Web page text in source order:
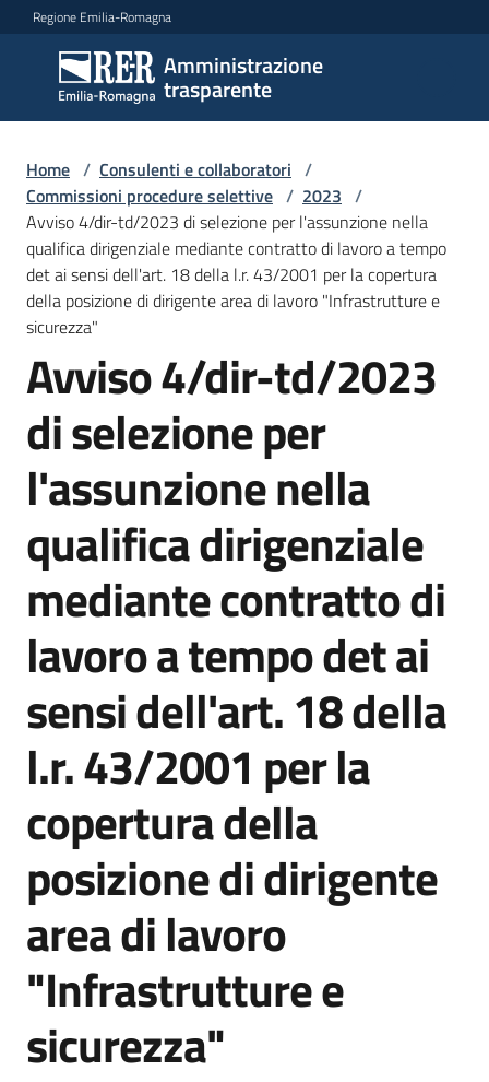
Vai al contenuto
Vai alla navigazione
Vai al footer
Regione Emilia-Romagna
Amministrazione
trasparente
Amministrazione
trasparente
Sottosezioni
Accesso
Home / Consulenti e collaboratori /
Commissioni procedure selettive / 2023 /
Avviso 4/dir-td/2023 di selezione per l'assunzione nella
qualifica dirigenziale mediante contratto di lavoro a tempo
det ai sensi dell'art. 18 della l.r. 43/2001 per la copertura
della posizione di dirigente area di lavoro "Infrastrutture e
sicurezza"
Avviso 4/dir-td/2023
di selezione per
l'assunzione nella
qualifica dirigenziale
mediante contratto di
lavoro a tempo det ai
sensi dell'art. 18 della
l.r. 43/2001 per la
copertura della
posizione di dirigente
area di lavoro
"Infrastrutture e
sicurezza"